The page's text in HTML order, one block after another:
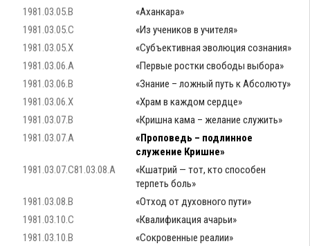
1981.03.05.B
«Аханкара»
1981.03.05.C
«Из учеников в учителя»
1981.03.05.X
«Субъективная эволюция сознания»
1981.03.06.A
«Первые ростки свободы выбора»
1981.03.06.B
«Знание – ложный путь к Абсолюту»
1981.03.06.X
«Храм в каждом сердце»
1981.03.07.B
«Кришна кама – желание служить»
1981.03.07.A
«Проповедь – подлинное
служение Кришне»
1981.03.07.C81.03.08.A
«Кшатрий — тот, кто способен
терпеть боль»
1981.03.08.B
«Отход от духовного пути»
1981.03.10.C
«Квалификация ачарьи»
1981.03.10.B
«Сокровенные реалии»